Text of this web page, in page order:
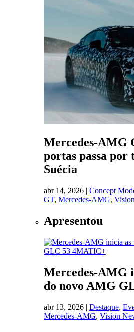
Mercedes-AMG
portas passa por
Suécia
abr 14, 2026 | Concept
GT, Mercedes-AMG,
Apresentou
Mercedes-AMG
do novo AMG
abr 13, 2026 | Destaque,
Mercedes-AMG, Vision